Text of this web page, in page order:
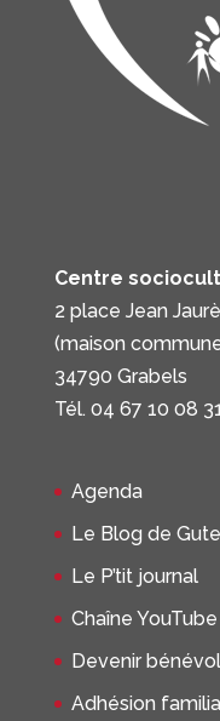
Centre
2 place Jean
(maison
34790 Grabels
Tél. 04 67 10 08
Agenda
Le Blog de
Le P’tit journal
Chaîne YouTube
Devenir
Adhésion